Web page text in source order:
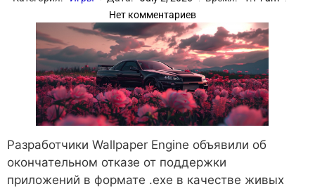
Нет комментариев
Разработчики Wallpaper Engine объявили об
окончательном отказе от поддержки
приложений в формате .exe в качестве живых